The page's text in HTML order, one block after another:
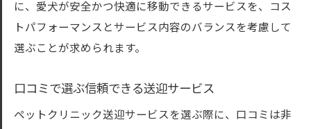
に、愛犬が安全かつ快適に移動できるサービスを、コス
トパフォーマンスとサービス内容のバランスを考慮して
選ぶことが求められます。
口コミで選ぶ信頼できる送迎サービス
ペットクリニック送迎サービスを選ぶ際に、口コミは非